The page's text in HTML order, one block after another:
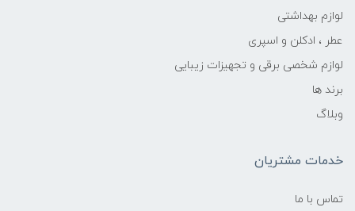
لوازم بهداشتی
عطر ، ادکلن و اسپری
لوازم شخصی برقی و تجهیزات زیبایی
برند ها
وبلاگ
خدمات مشتریان
تماس با ما